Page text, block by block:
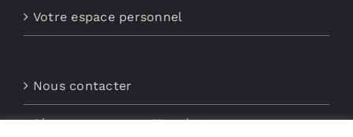
Votre espace personnel
Nous contacter
Abonnements aux Newsletters